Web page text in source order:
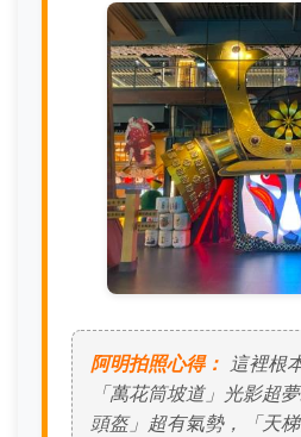
阿明拍照心得： 這裡根
「萬花筒坡道」光影超
頭盔」超有氣勢，「天